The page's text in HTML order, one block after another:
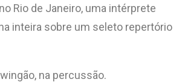
Rio de Janeiro, uma intérprete
inteira sobre um seleto repertório
na percussão.